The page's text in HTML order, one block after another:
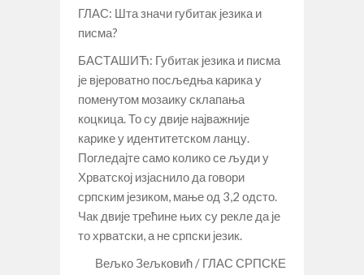
ГЛАС: Шта значи губитак језика и
писма?
БАСТАШИЋ: Губитак језика и писма
је вјероватно посљедња карика у
поменутом мозаику склапања
коцкица. То су двије најважније
карике у идентитетском ланцу.
Погледајте само колико се људи у
Хрватској изјаснило да говори
српским језиком, мање од 3,2 одсто.
Чак двије трећине њих су рекле да је
то хрватски, а не српски језик.
Вељко Зељковић / ГЛАС СРПСКЕ